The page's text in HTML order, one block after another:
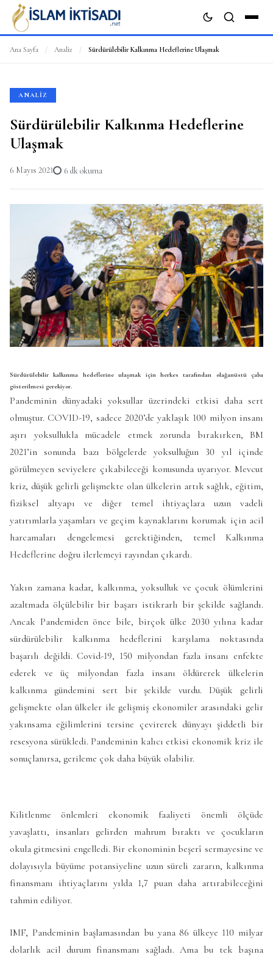
Ana Sayfa / Analiz / Sürdürülebilir Kalkınma Hedeflerine Ulaşmak
ANALIZ
Sürdürülebilir Kalkınma Hedeflerine
Ulaşmak
6 Mayıs 2021 6 dk okuma
Sürdürülebilir kalkınma hedeflerine ulaşmak için herkes tarafından olağanüstü çaba
gösterilmesi gerekiyor.
Pandeminin dünyadaki yoksullar üzerindeki etkisi daha sert
olmuştur. COVID-19, sadece 2020’de yaklaşık 100 milyon insanı
aşırı yoksullukla mücadele etmek zorunda bırakırken, BM
2021’in sonunda bazı bölgelerde yoksulluğun 30 yıl içinde
görülmeyen seviyelere çıkabileceği konusunda uyarıyor. Mevcut
kriz, düşük gelirli gelişmekte olan ülkelerin artık sağlık, eğitim,
fiziksel altyapı ve diğer temel ihtiyaçlara uzun vadeli
yatırımlarla yaşamları ve geçim kaynaklarını korumak için acil
harcamaları dengelemesi gerektiğinden, temel Kalkınma
Hedeflerine doğru ilerlemeyi rayından çıkardı.
Yakın zamana kadar, kalkınma, yoksulluk ve çocuk ölümlerini
azaltmada ölçülebilir bir başarı istikrarlı bir şekilde sağlandı.
Ancak Pandemiden önce bile, birçok ülke 2030 yılına kadar
sürdürülebilir kalkınma hedeflerini karşılama noktasında
başarılı değildi. Covid-19, 150 milyondan fazla insanı enfekte
ederek ve üç milyondan fazla insanı öldürerek ülkelerin
kalkınma gündemini sert bir şekilde vurdu. Düşük gelirli
gelişmekte olan ülkeler ile gelişmiş ekonomiler arasındaki gelir
yakınsama eğilimlerini tersine çevirerek dünyayı şiddetli bir
resesyona sürükledi. Pandeminin kalıcı etkisi ekonomik kriz ile
sonuçlanırsa, gerileme çok daha büyük olabilir.
Kilitlenme önlemleri ekonomik faaliyeti önemli ölçüde
yavaşlattı, insanları gelirden mahrum bıraktı ve çocukların
okula gitmesini engelledi. Bir ekonominin beşerî sermayesine ve
dolayısıyla büyüme potansiyeline uzun süreli zararın, kalkınma
finansmanı ihtiyaçlarını yılda 1,7 puan daha artırabileceğini
tahmin ediliyor.
IMF, Pandeminin başlamasından bu yana 86 ülkeye 110 milyar
dolarlık acil durum finansmanı sağladı. Ama bu tek başına